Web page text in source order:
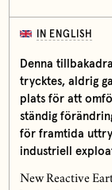
IN ENGLISH
Denna
trycktes, aldrig
plats för att
ständig
för framtida
industriell
New Reactive